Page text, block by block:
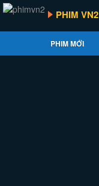
PHIM VN2
PHIM MỚI